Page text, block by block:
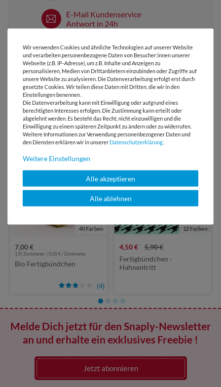
E-Mail Kundenservice
Antwort in 24h
Bewertungen
Über 110 Gratis
Schnittmuster für Dich
VIELLEICHT AUCH INTERESSANT
40 Farben
(4)
7,00 €
135 Zentimeter | 0,05 € / Zentimeter
Bio Fertigbündchen
-24 %
12 Farben
4,50 €
5,90 €
Fertigbündchen -
Hahnentritt
Melde Dich jetzt für den Snaply-Newsletter
an und erhalte ein exklusives Freebie !
Jetzt abonnieren
Wir verwenden Cookies und ähnliche Technologien auf unserer Website
und verarbeiten personenbezogene Daten von Besucher:innen unserer
Webseite (z.B. IP-Adresse), um z.B. Inhalte und Anzeigen zu
personalisieren, Medien von Drittanbietern einzubinden oder Zugriffe auf
unsere Website zu analysieren. Die Datenverarbeitung erfolgt erst durch
gesetzte Cookies. Wir teilen diese Daten mit Dritten, die wir in den
Einstellungen benennen.
Die Datenverarbeitung kann mit Einwilligung oder aufgrund eines
berechtigten Interesses erfolgen. Die Zustimmung kann erteilt oder
abgelehnt werden. Es besteht das Recht, nicht einzuwilligen und die
Einwilligung zu einem späteren Zeitpunkt zu ändern oder zu widerrufen.
Weitere Informationen zur Verwendung personenbezogener Daten und
den Diensten erklären wir in unserer Daten­schutz­erklärung
Weitere Einstellungen
Alle akzeptieren
Alle ablehnen